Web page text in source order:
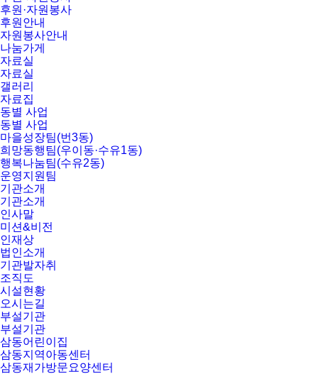
후원·자원봉사
후원안내
자원봉사안내
나눔가게
자료실
자료실
갤러리
자료집
동별 사업
동별 사업
마을성장팀(번3동)
희망동행팀(우이동·수유1동)
행복나눔팀(수유2동)
운영지원팀
기관소개
기관소개
인사말
미션&비전
인재상
법인소개
기관발자취
조직도
시설현황
오시는길
부설기관
부설기관
삼동어린이집
삼동지역아동센터
삼동재가방문요양센터